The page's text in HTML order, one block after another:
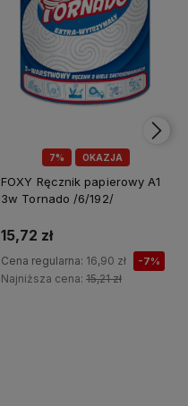
7% OKAZJA
FOXY Ręcznik papierowy A1
3w Tornado /6/192/
15,72 zł
Cena regularna: 16,90 zł -7%
Najniższa cena: 15,21 zł